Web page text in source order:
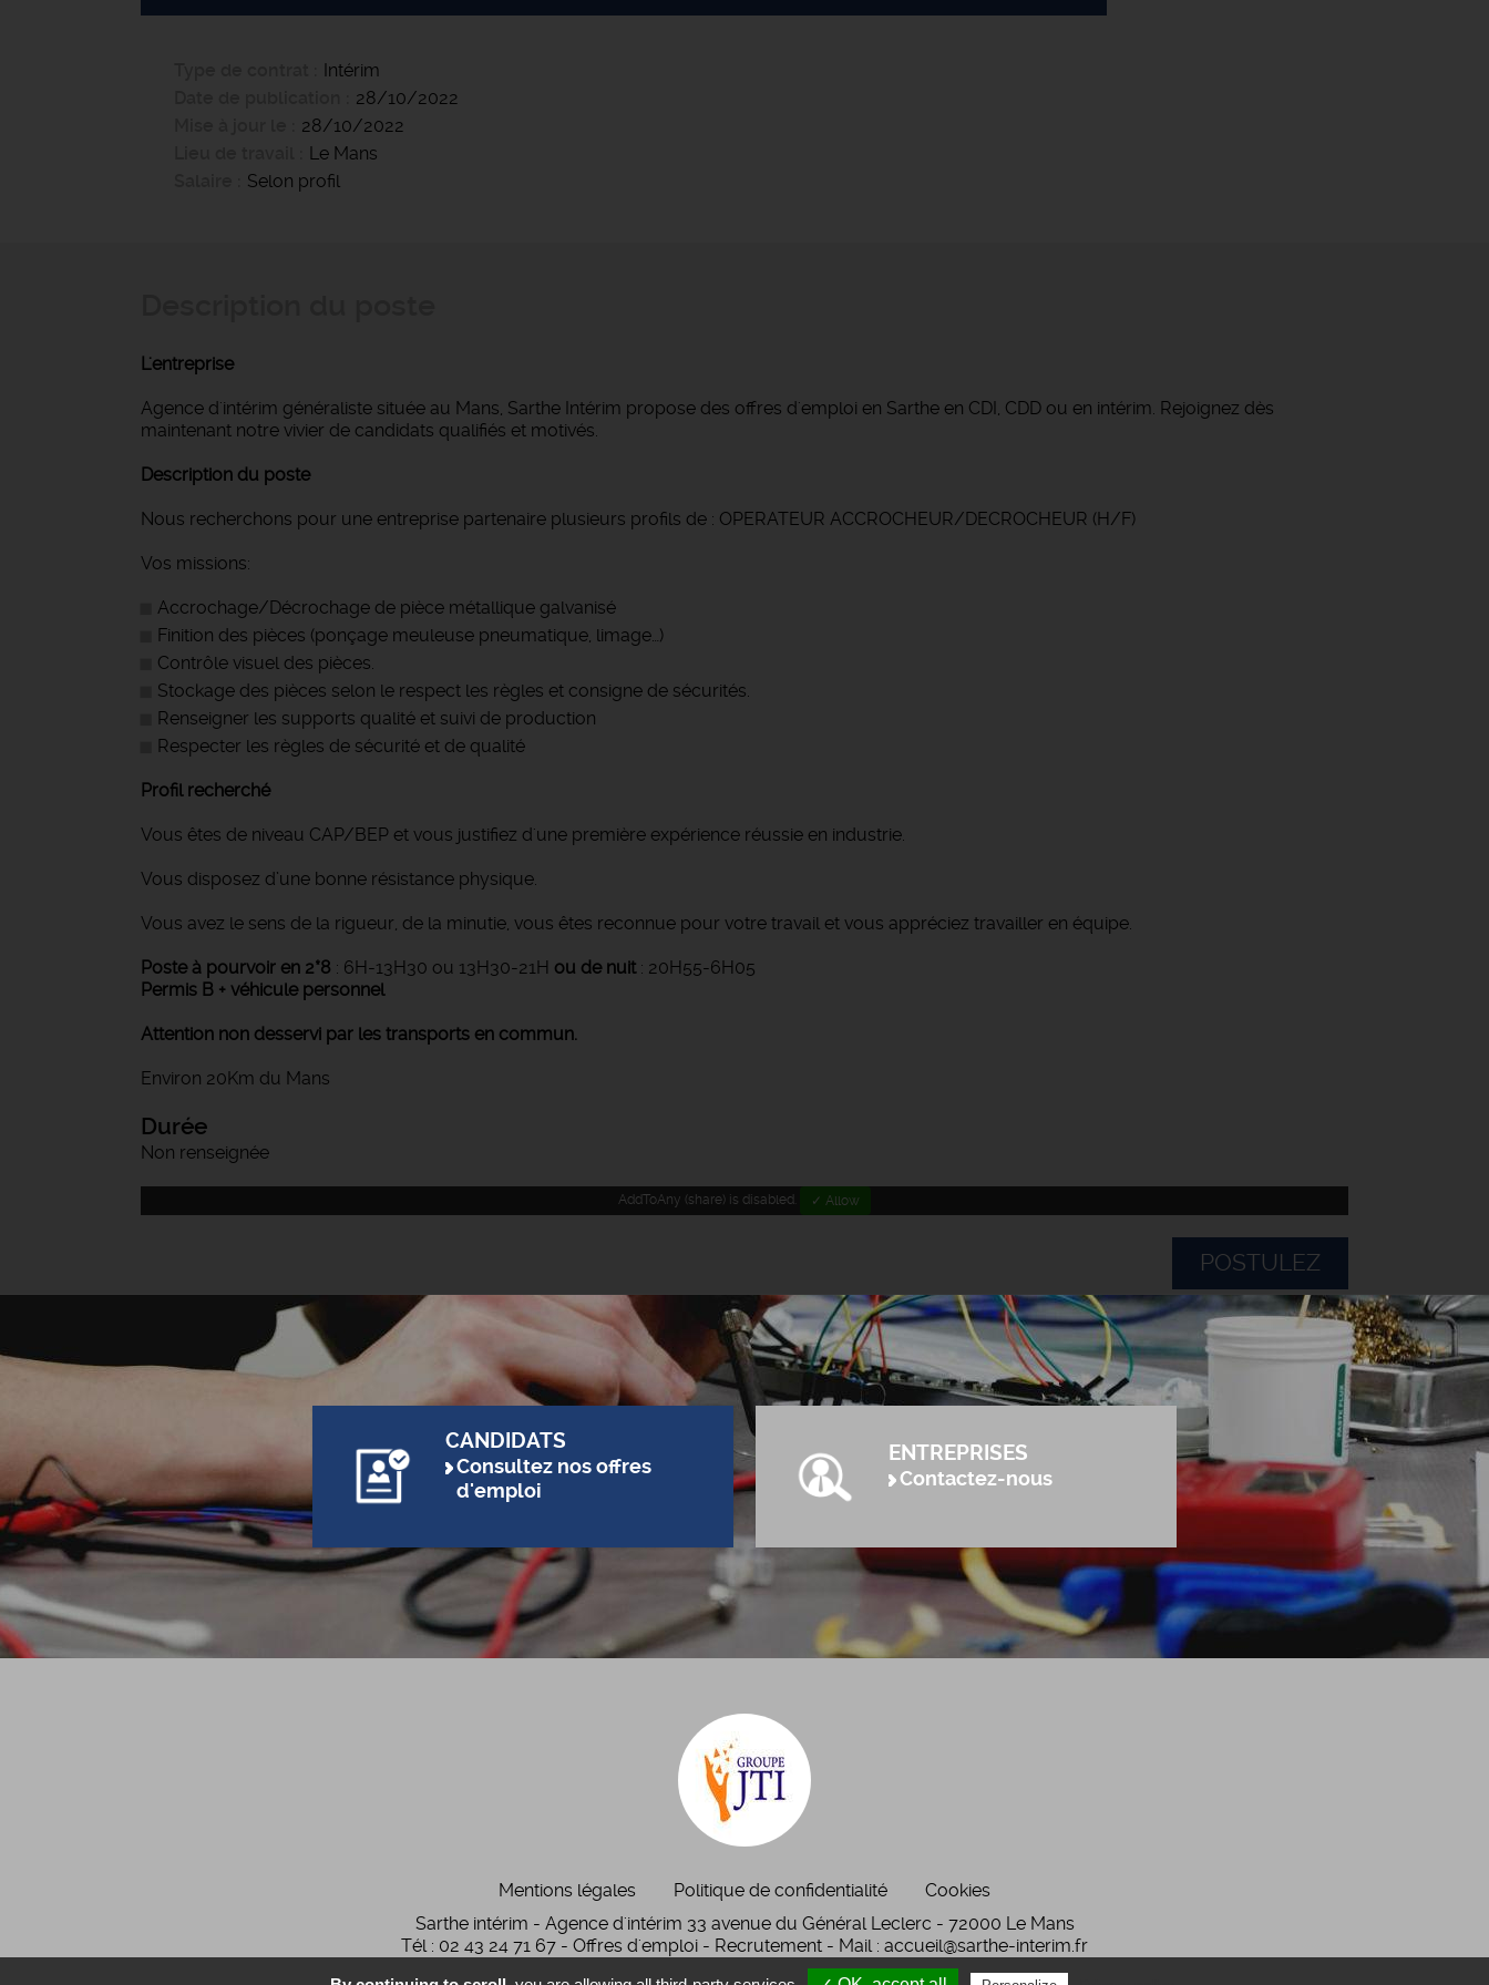
Intérim
28/10/2022
28/10/2022
Le Mans
Selon profil
L'entreprise
Agence d'intérim généraliste située au Mans, Sarthe Intérim propose des offres d'emploi en Sarthe en CDI, CDD ou en intérim. Rejoignez dès
maintenant notre vivier de candidats qualifiés et motivés.
Description du poste
Nous recherchons pour une entreprise partenaire plusieurs profils de : OPERATEUR ACCROCHEUR/DECROCHEUR (H/F)
Vos missions:
Accrochage/Décrochage de pièce métallique galvanisé
Finition des pièces (ponçage meuleuse pneumatique, limage…)
Contrôle visuel des pièces.
Stockage des pièces selon le respect les règles et consigne de sécurités.
Renseigner les supports qualité et suivi de production
Respecter les règles de sécurité et de qualité
Profil recherché
Vous êtes de niveau CAP/BEP et vous justifiez d'une première expérience réussie en industrie.
Vous disposez d’une bonne résistance physique.
Vous avez le sens de la rigueur, de la minutie, vous êtes reconnue pour votre travail et vous appréciez travailler en équipe.
Poste à pourvoir en 2*8 : 6H-13H30 ou 13H30-21H ou de nuit: 20H55-6H05
Permis B + véhicule personnel
Attention non desservi par les transports en commun.
Environ 20Km du Mans
Durée
Non renseignée
AddToAny (share) is disabled. ✓ Allow
POSTULEZ
CANDIDATS
Consultez nos offres
d'emploi
ENTREPRISES
Contactez-nous
Mentions légales Politique de confidentialité
Cookies
Sarthe intérim - Agence d'intérim 33 avenue du Général Leclerc - 72000 Le Mans
Tél : 02 43 24 71 67 - Offres d'emploi - Recrutement - Mail : accueil@sarthe-interim.fr